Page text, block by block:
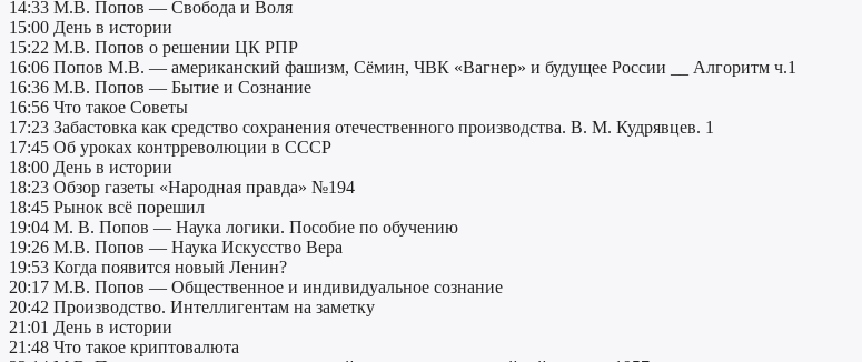
14:33 М.В. Попов — Свобода и Воля
15:00 День в истории
15:22 М.В. Попов о решении ЦК РПР
16:06 Попов М.В. — американский фашизм, Сёмин, ЧВК «Вагнер» и будущее России __ Алгоритм ч.1
16:36 М.В. Попов — Бытие и Сознание
16:56 Что такое Советы
17:23 Забастовка как средство сохранения отечественного производства. В. М. Кудрявцев. 1
17:45 Об уроках контрреволюции в СССР
18:00 День в истории
18:23 Обзор газеты «Народная правда» №194
18:45 Рынок всё порешил
19:04 М. В. Попов — Наука логики. Пособие по обучению
19:26 М.В. Попов — Наука Искусство Вера
19:53 Когда появится новый Ленин?
20:17 М.В. Попов — Общественное и индивидуальное сознание
20:42 Производство. Интеллигентам на заметку
21:01 День в истории
21:48 Что такое криптовалюта